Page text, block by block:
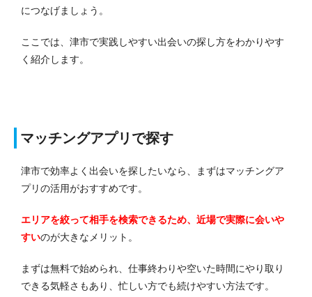
につなげましょう。
ここでは、津市で実践しやすい出会いの探し方をわかりやす
く紹介します。
マッチングアプリで探す
津市で効率よく出会いを探したいなら、まずはマッチングア
プリの活用がおすすめです。
エリアを絞って相手を検索できるため、近場で実際に会いや
すいのが大きなメリット。
まずは無料で始められ、仕事終わりや空いた時間にやり取り
できる気軽さもあり、忙しい方でも続けやすい方法です。